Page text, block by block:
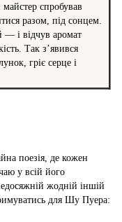
спробував
разом, під сонцем.
— і відчув аромат
Так з’явився
гріє серце і
поезія, де кожен
у всій його
жодній іншій
для Шу Пуера: